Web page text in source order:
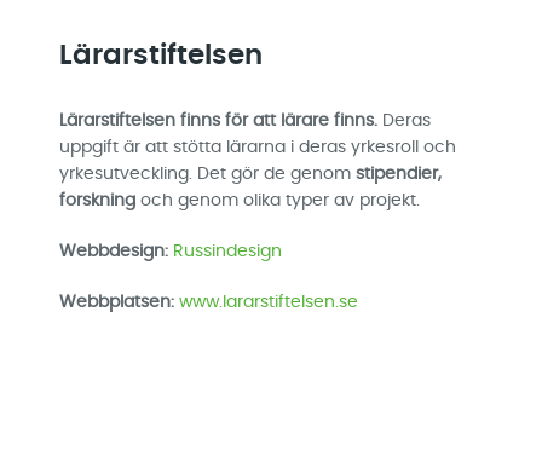
Lärarstiftelsen
Lärarstiftelsen finns för att lärare finns. Deras
uppgift är att stötta lärarna i deras yrkesroll och
yrkesutveckling. Det gör de genomstipendier,
forskning och genom olika typer av projekt.
Webbdesign: Russindesign
Webbplatsen: www.lararstiftelsen.se